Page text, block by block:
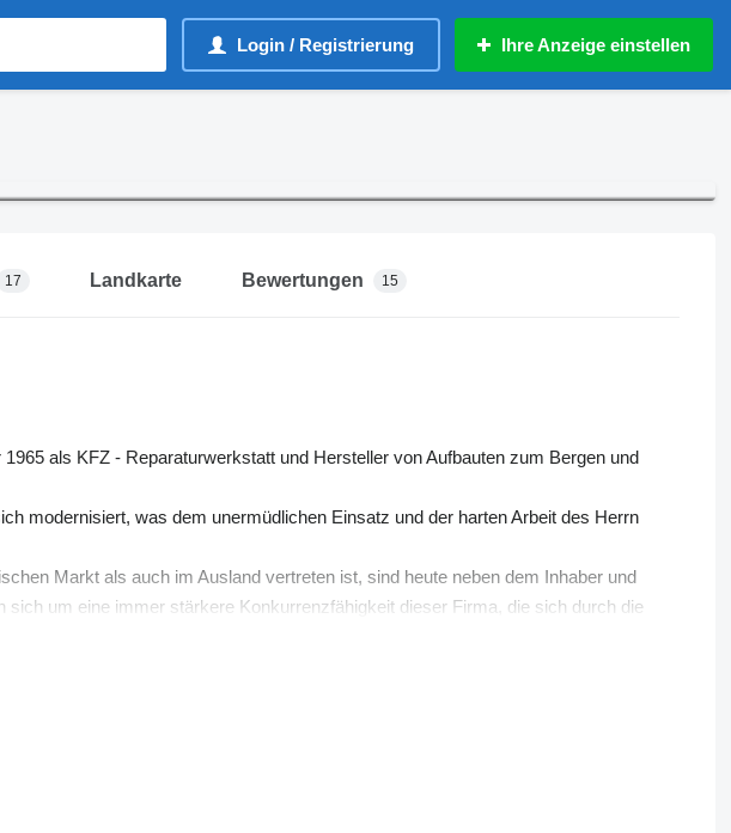
Login / Registrierung Ihre Anzeige einstellen
17 Landkarte Bewertungen 15
als KFZ - Reparaturwerkstatt und Hersteller von Aufbauten zum Bergen und
modernisiert, was dem unermüdlichen Einsatz und der harten Arbeit des Herrn
Markt als auch im Ausland vertreten ist, sind heute neben dem Inhaber und
um eine immer stärkere Konkurrenzfähigkeit dieser Firma, die sich durch die
auszeichnet.